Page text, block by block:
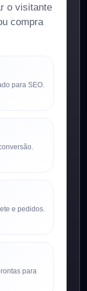
o visitante
compra
para SEO.
e pedidos.
para